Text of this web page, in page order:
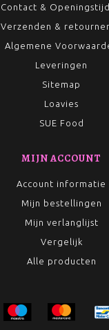
Contact &
Verzenden &
Algemene
Leveringen
Sitemap
Loavies
SUE Food
MIJN ACCOUNT
Account informatie
Mijn bestellingen
Mijn verlanglijst
Vergelijk
Alle producten